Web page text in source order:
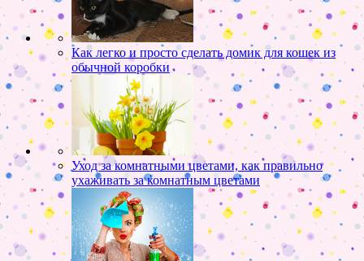
Как легко и просто сделать домик для кошек из
обычной коробки
Уход за комнатными цветами, как правильно
ухаживать за комнатным цветами